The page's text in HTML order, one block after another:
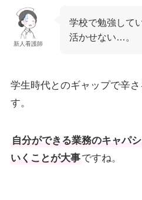
新人看護師
学校で勉強して
活かせない…。
学生時代とのギャップで辛
す。
自分ができる業務のキャパ
いくことが大事ですね。